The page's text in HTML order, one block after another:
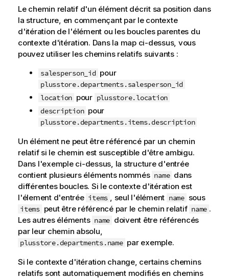
m
a
t
i
o
s
Le chemin relatif d'un élément décrit sa position dans
la structure, en commençant par le contexte
d'itération de l'élément ou les boucles parentes du
contexte d'itération. Dans la map ci-dessus, vous
pouvez utiliser les chemins relatifs suivants :
salesperson_id pour
plusstore.departments.salesperson_id
location pour plusstore.location
description pour
plusstore.departments.items.description
Un élément ne peut être référencé par un chemin
relatif si le chemin est susceptible d'être ambigu.
Dans l'exemple ci-dessus, la structure d'entrée
contient plusieurs éléments nommés name dans
différentes boucles. Si le contexte d'itération est
l'élement d'entrée items , seul l'élément name sous
items peut être référencé par le chemin relatif name .
Les autres éléments name doivent être référencés
par leur chemin absolu,
plusstore.departments.name par exemple.
Si le contexte d'itération change, certains chemins
relatifs sont automatiquement modifiés en chemins